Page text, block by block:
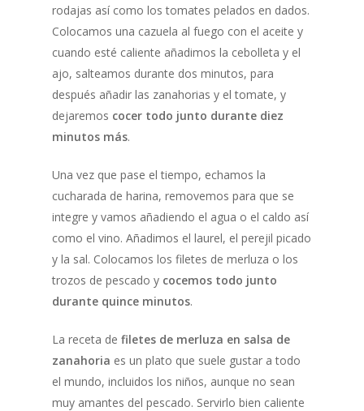
rodajas así como los tomates pelados en dados.
Colocamos una cazuela al fuego con el aceite y
cuando esté caliente añadimos la cebolleta y el
ajo, salteamos durante dos minutos, para
después añadir las zanahorias y el tomate, y
dejaremos cocer todo junto durante diez
minutos más.
Una vez que pase el tiempo, echamos la
cucharada de harina, removemos para que se
integre y vamos añadiendo el agua o el caldo así
como el vino. Añadimos el laurel, el perejil picado
y la sal. Colocamos los filetes de merluza o los
trozos de pescado y cocemos todo junto
durante quince minutos.
La receta de filetes de merluza en salsa de
zanahoria es un plato que suele gustar a todo
el mundo, incluidos los niños, aunque no sean
muy amantes del pescado. Servirlo bien caliente